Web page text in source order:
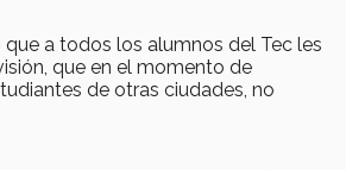
a todos los alumnos del Tec les
que en el momento de
de otras ciudades, no